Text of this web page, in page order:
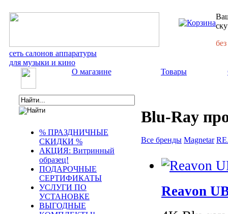
сеть салонов аппаратуры
для музыки и кино
О магазине Товары
% ПРАЗДНИЧНЫЕ
СКИДКИ %
АКЦИЯ: Витринный
образец!
ПОДАРОЧНЫЕ
СЕРТИФИКАТЫ
УСЛУГИ ПО
УСТАНОВКЕ
ВЫГОДНЫЕ
Blu-Ray
Все бренды Magnetar
Reavon